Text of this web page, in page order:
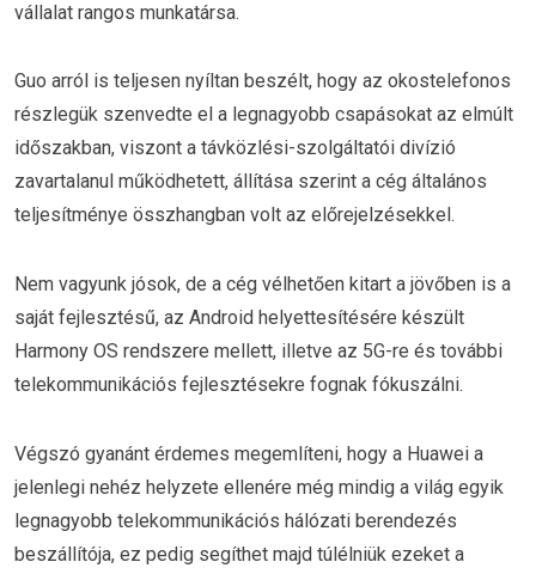
vállalat rangos munkatársa.
Guo arról is teljesen nyíltan beszélt, hogy az okostelefonos
részlegük szenvedte el a legnagyobb csapásokat az elmúlt
időszakban, viszont a távközlési-szolgáltatói divízió
zavartalanul működhetett, állítása szerint a cég általános
teljesítménye összhangban volt az előrejelzésekkel.
Nem vagyunk jósok, de a cég vélhetően kitart a jövőben is a
saját fejlesztésű, az Android helyettesítésére készült
Harmony OS rendszere mellett, illetve az 5G-re és további
telekommunikációs fejlesztésekre fognak fókuszálni.
Végszó gyanánt érdemes megemlíteni, hogy a Huawei a
jelenlegi nehéz helyzete ellenére még mindig a világ egyik
legnagyobb telekommunikációs hálózati berendezés
beszállítója, ez pedig segíthet majd túlélniük ezeket a